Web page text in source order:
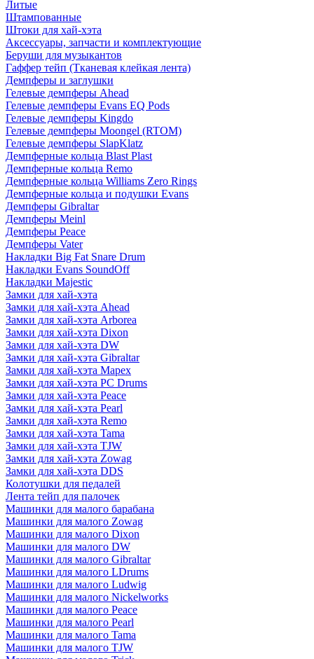
Литые
Штампованные
Штоки для хай-хэта
Аксессуары, запчасти и комплектующие
Беруши для музыкантов
Гаффер тейп (Тканевая клейкая лента)
Демпферы и заглушки
Гелевые демпферы Ahead
Гелевые демпферы Evans EQ Pods
Гелевые демпферы Kingdo
Гелевые демпферы Moongel (RTOM)
Гелевые демпферы SlapKlatz
Демпферные кольца Blast Plast
Демпферные кольца Remo
Демпферные кольца Williams Zero Rings
Демпферные кольца и подушки Evans
Демпферы Gibraltar
Демпферы Meinl
Демпферы Peace
Демпферы Vater
Накладки Big Fat Snare Drum
Накладки Evans SoundOff
Накладки Majestic
Замки для хай-хэта
Замки для хай-хэта Ahead
Замки для хай-хэта Arborea
Замки для хай-хэта Dixon
Замки для хай-хэта DW
Замки для хай-хэта Gibraltar
Замки для хай-хэта Mapex
Замки для хай-хэта PC Drums
Замки для хай-хэта Peace
Замки для хай-хэта Pearl
Замки для хай-хэта Remo
Замки для хай-хэта Tama
Замки для хай-хэта TJW
Замки для хай-хэта Zowag
Замки для хай-хэта DDS
Колотушки для педалей
Лента тейп для палочек
Машинки для малого барабана
Машинки для малого Zowag
Машинки для малого Dixon
Машинки для малого DW
Машинки для малого Gibraltar
Машинки для малого LDrums
Машинки для малого Ludwig
Машинки для малого Nickelworks
Машинки для малого Peace
Машинки для малого Pearl
Машинки для малого Tama
Машинки для малого TJW